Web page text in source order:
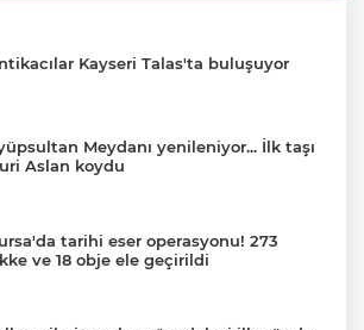
Kayseri Talas'ta buluşuyor
Meydanı yenileniyor... İlk taşı
Aslan koydu
tarihi eser operasyonu! 273
ve 18 obje ele geçirildi